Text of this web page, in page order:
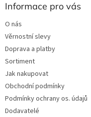
Informace pro vás
O nás
Věrnostní slevy
Doprava a platby
Sortiment
Jak nakupovat
Obchodní podmínky
Podmínky ochrany os. údajů
Dodavatelé